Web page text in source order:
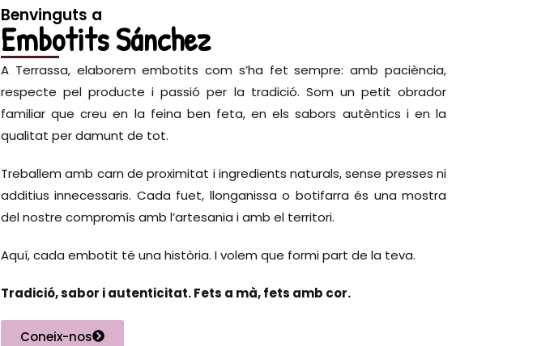
Benvinguts a
Embotits Sánchez
A Terrassa, elaborem embotits com s’ha fet sempre: amb paciència,
respecte pel producte i passió per la tradició. Som un petit obrador
familiar que creu en la feina ben feta, en els sabors autèntics i en la
qualitat per damunt de tot.
Treballem amb carn de proximitat i ingredients naturals, sense presses ni
additius innecessaris. Cada fuet, llonganissa o botifarra és una mostra
del nostre compromís amb l’artesania i amb el territori.
Aquí, cada embotit té una història. I volem que formi part de la teva.
Tradició, sabor i autenticitat. Fets a mà, fets amb cor.
Coneix-nos